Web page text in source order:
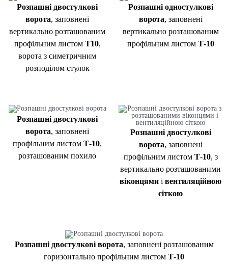
Розпашні двостулкові
ворота, заповнені
вертикально розташованим
профільним листом Т10,
ворота з симетричним
розподілом стулок
Розпашні одностулкові
ворота, заповнені
вертикально розташованим
профільним листом Т-10
Розпашні двостулкові
ворота, заповнені
профільним листомТ-10,
розташованим похило
Розпашні двостулкові
ворота, заповнені
профільним листом Т-10, з
вертикально розташованими
віконцями івентиляційною
сіткою
Розпашні двостулкові ворота, заповнені розташованим
горизонтально профільним листом Т-10